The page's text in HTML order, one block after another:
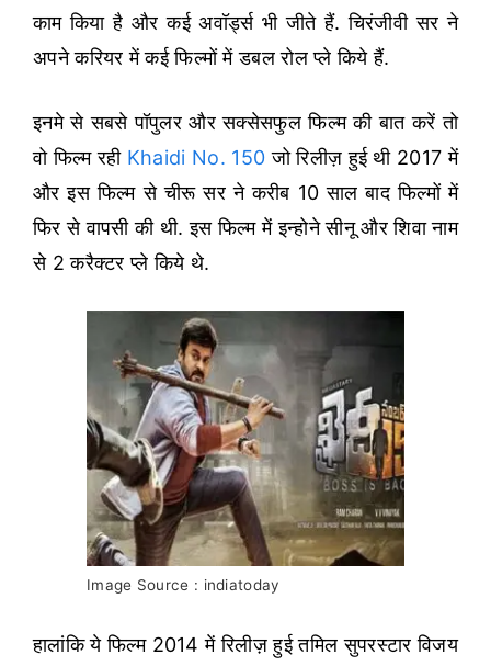
काम किया है और कई अवॉर्ड्स भी जीते हैं. चिरंजीवी सर ने
अपने करियर में कई फिल्मों में डबल रोल प्ले किये हैं.
इनमे से सबसे पॉपुलर और सक्सेसफुल फिल्म की बात करें तो
वो फिल्म रही Khaidi No. 150 जो रिलीज़ हुई थी 2017 में
और इस फिल्म से चीरू सर ने करीब 10 साल बाद फिल्मों में
फिर से वापसी की थी. इस फिल्म में इन्होने सीनू और शिवा नाम
से 2 करैक्टर प्ले किये थे.
Image Source : indiatoday
हालांकि ये फिल्म 2014 में रिलीज़ हुई तमिल सुपरस्टार विजय